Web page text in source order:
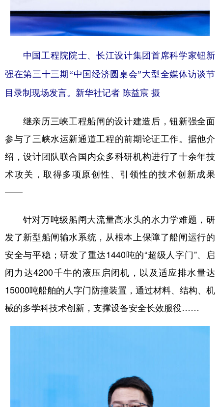
中国工程院院士、长江设计集团首席科学家钮新
强在第三十三期“中国经济圆桌会”大型全媒体访谈节
目录制现场发言。新华社记者 陈益宸 摄
继亲历三峡工程船闸的设计建造后，钮新强全面
参与了三峡水运新通道工程的前期论证工作。据他介
绍，设计团队联合国内众多科研机构进行了十余年技
术攻关，取得多项原创性、引领性的技术创新成果
——
针对万吨级船闸大流量高水头的水力学难题，研
发了新型船闸输水系统，从根本上保障了船闸运行的
安全与平稳；研发了重达1440吨的“超级人字门”、启
闭力达4200千牛的液压启闭机，以及适应排水量达
15000吨船舶的人字门防撞装置，通过材料、结构、机
械的多学科技术创新，支撑设备安全长效服役……